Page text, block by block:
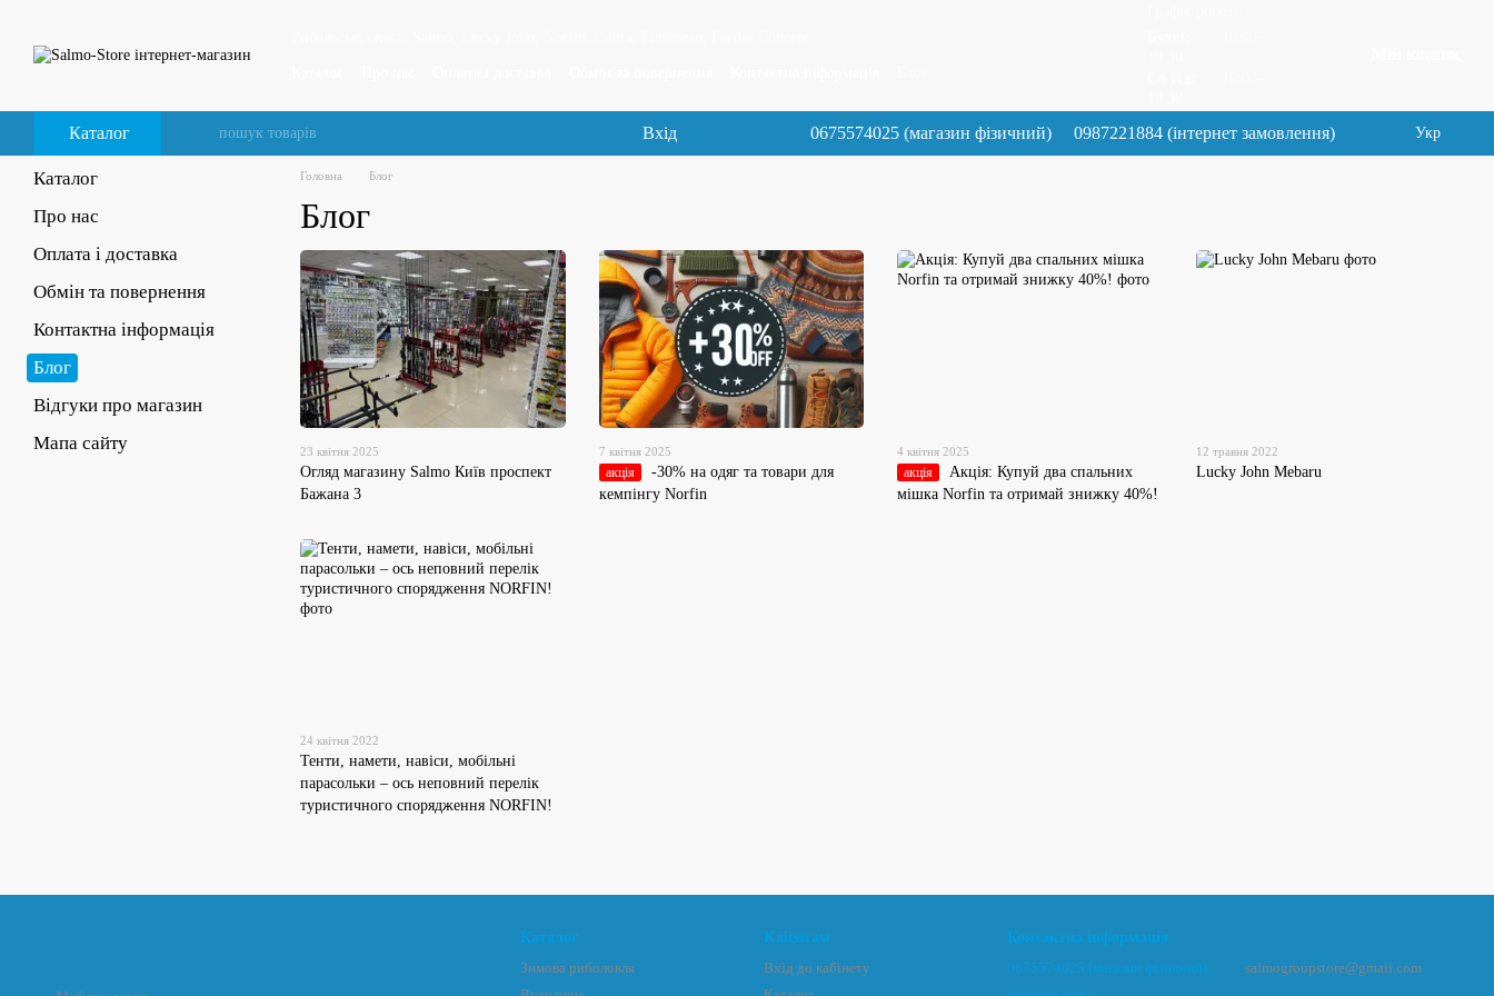
Каталог Вхід 0675574025 (магазин фізичний) 0987221884 (інтернет замовлення) Укр
Головна Блог
Блог
23 квітня 2025
Огляд магазину Salmo Київ проспект
Бажана 3
7 квітня 2025
акція
-30% на одяг та товари для
кемпінгу Norfin
4 квітня 2025
акція
Акція: Купуй два спальних
мішка Norfin та отримай знижку 40%!
12 травня 2022
Lucky John Mebaru
24 квітня 2022
Тенти, намети, навіси, мобільні
парасольки – ось неповний перелік
туристичного спорядження NORFIN!
Каталог
Про нас
Оплата і доставка
Обмін та повернення
Контактна інформація
Блог
Відгуки про магазин
Мапа сайту
Каталог
Зимова риболовля
Клієнтам
Вхід до кабінету
Контактна інформація
0675574025 (магазин фізичний)
salmogroupstore@gmail.com